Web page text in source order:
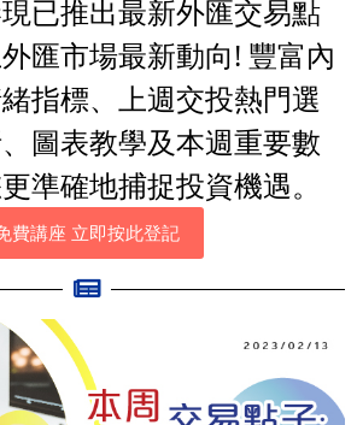
已推出最新外匯交易點
匯市場最新動向! 豐富內
指標、上週交投熱門選
圖表教學及本週重要數
準確地捕捉投資機遇。
費講座 立即按此登記